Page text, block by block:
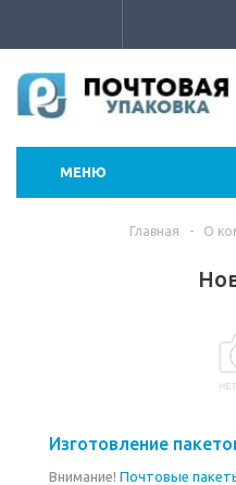
МЕНЮ
Главная - О
Изготовление
Внимание! Почтовые